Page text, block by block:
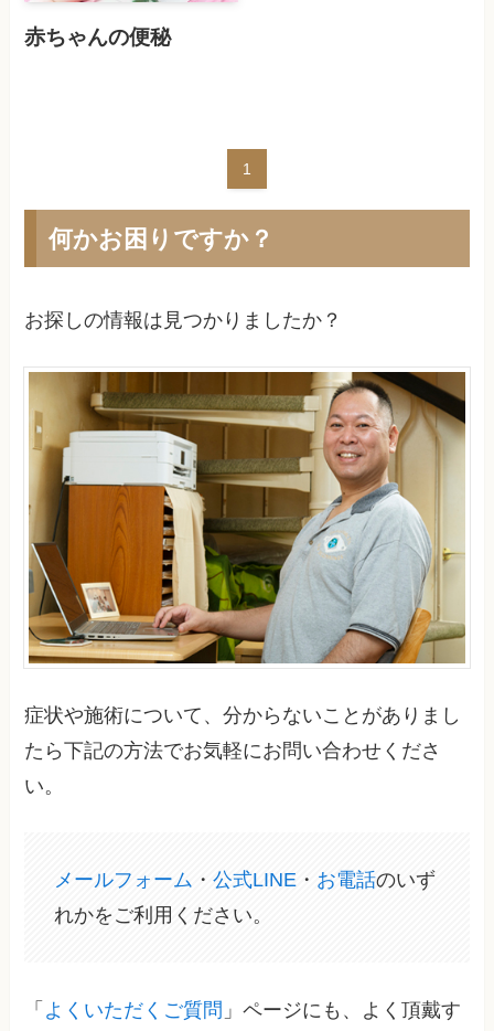
赤ちゃんの便秘
1
何かお困りですか？
お探しの情報は見つかりましたか？
症状や施術について、分からないことがありまし
たら下記の方法でお気軽にお問い合わせくださ
い。
メールフォーム ・公式LINE ・ お電話のいず
れかをご利用ください。
「 よくいただくご質問 」ページにも、よく頂戴す